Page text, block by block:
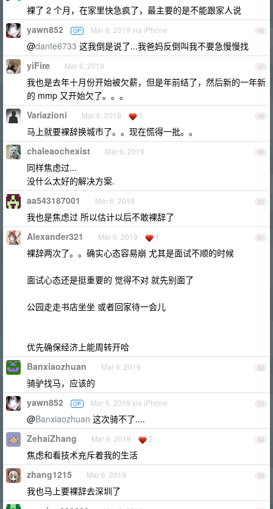
裸了 2 个月，在家里快急疯了，最主要的是不能跟家人说
46
yawn852 OP Mar 6, 2019 via iPhone
@dante6733 这我倒是说了...我爸妈反倒叫我不要急慢慢找
47
yiFire Mar 6, 2019
我也是去年十月份开始被欠薪，但是年前结了，然后新的一年新
的 mmp 又开始欠了。。。
48
Variazioni Mar 6, 2019 1
马上就要裸辞换城市了。。现在慌得一批。。
49
chaleaochexist Mar 6, 2019
同样焦虑过...
没什么太好的解决方案.
50
aa543187001 Mar 6, 2019
我也是焦虑过 所以估计以后不敢裸辞了
51
Alexander321 Mar 6, 2019 1
裸辞两次了。。确实心态容易崩 尤其是面试不顺的时候
面试心态还是挺重要的 觉得不对 就先别面了
公园走走书店坐坐 或者回家待一会儿
优先确保经济上能周转开哈
52
Banxiaozhuan Mar 6, 2019
骑驴找马，应该的
53
yawn852 OP Mar 6, 2019 via iPhone
@Banxiaozhuan 这次骑不了....
54
ZehaiZhang Mar 6, 2019 2
焦虑和看技术充斥着我的生活
55
zhang1215 Mar 6, 2019
我也马上要裸辞去深圳了